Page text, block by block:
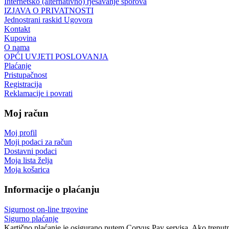
IZJAVA O PRIVATNOSTI
Jednostrani raskid Ugovora
Kontakt
Kupovina
O nama
OPĆI UVJETI POSLOVANJA
Plaćanje
Pristupačnost
Registracija
Reklamacije i povrati
Moj račun
Moj profil
Moji podaci za račun
Dostavni podaci
Moja lista želja
Moja košarica
Informacije o plaćanju
Sigurnost on-line trgovine
Sigurno plaćanje